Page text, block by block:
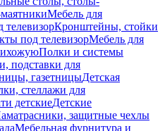
Мебель для
Кронштейны, стойки
под телевизорМебель для
Полки и системы
подставки для
газетницыДетская
стеллажи для
детскиеДетские
защитные чехлы
Мебельная фурнитура и